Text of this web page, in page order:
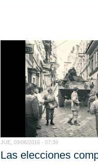
JUE, 09/06/2016 - 07:39
Las elecciones